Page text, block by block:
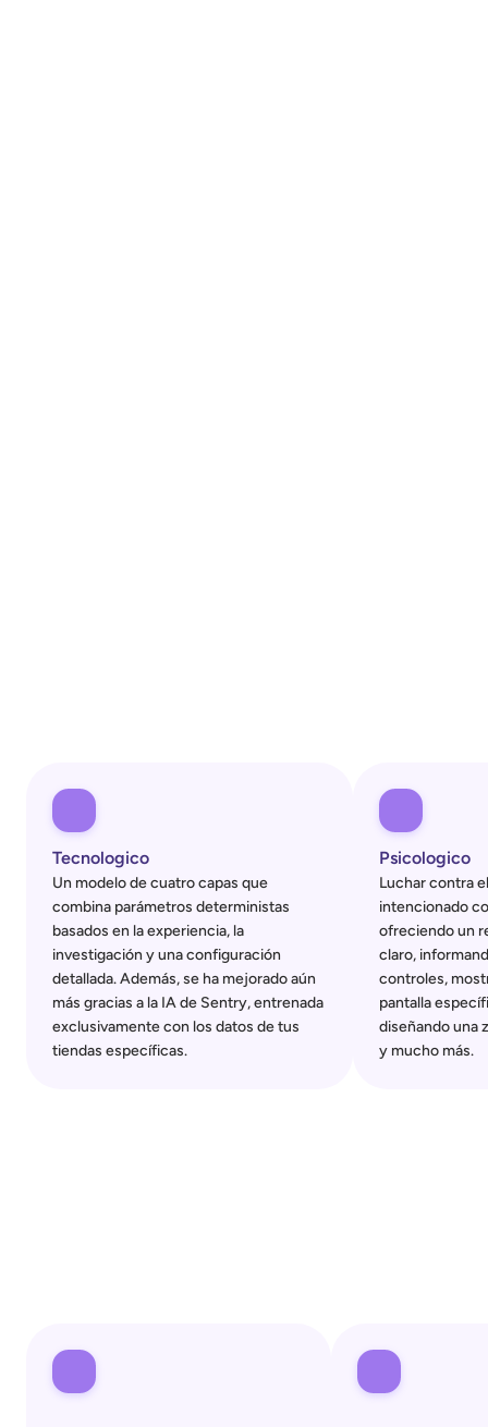
Tecnologico
Un modelo de cuatro capas que
combina parámetros deterministas
basados en la experiencia, la
investigación y una configuración
detallada. Además, se ha mejorado aún
más gracias a la IA de Sentry, entrenada
exclusivamente con los datos de tus
tiendas específicas.
Psicologico
Luchar contra
intencionado
ofreciendo un
claro,
controles,
pantalla
diseñando una
y mucho más.